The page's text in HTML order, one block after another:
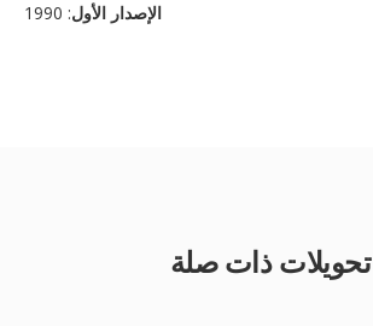
الإصدار الأول: 1990
تحويلات ذات صلة